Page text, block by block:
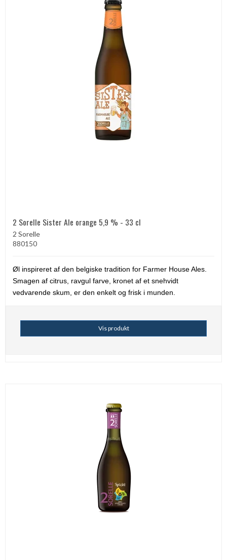
2 Sorelle Sister Ale orange 5,9 % - 33 cl
2 Sorelle
880150
Øl inspireret af den belgiske tradition for Farmer House Ales.
Smagen af citrus, ravgul farve, kronet af et snehvidt
vedvarende skum, er den enkelt og frisk i munden.
Vis produkt